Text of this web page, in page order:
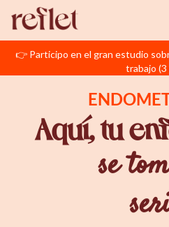
👉 Participo en el gran estudio
trabajo (3
Aquí, tu
se